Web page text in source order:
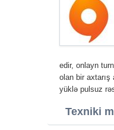
edir, onlayn
olan bir axtarış
yüklə pulsuz
Texniki